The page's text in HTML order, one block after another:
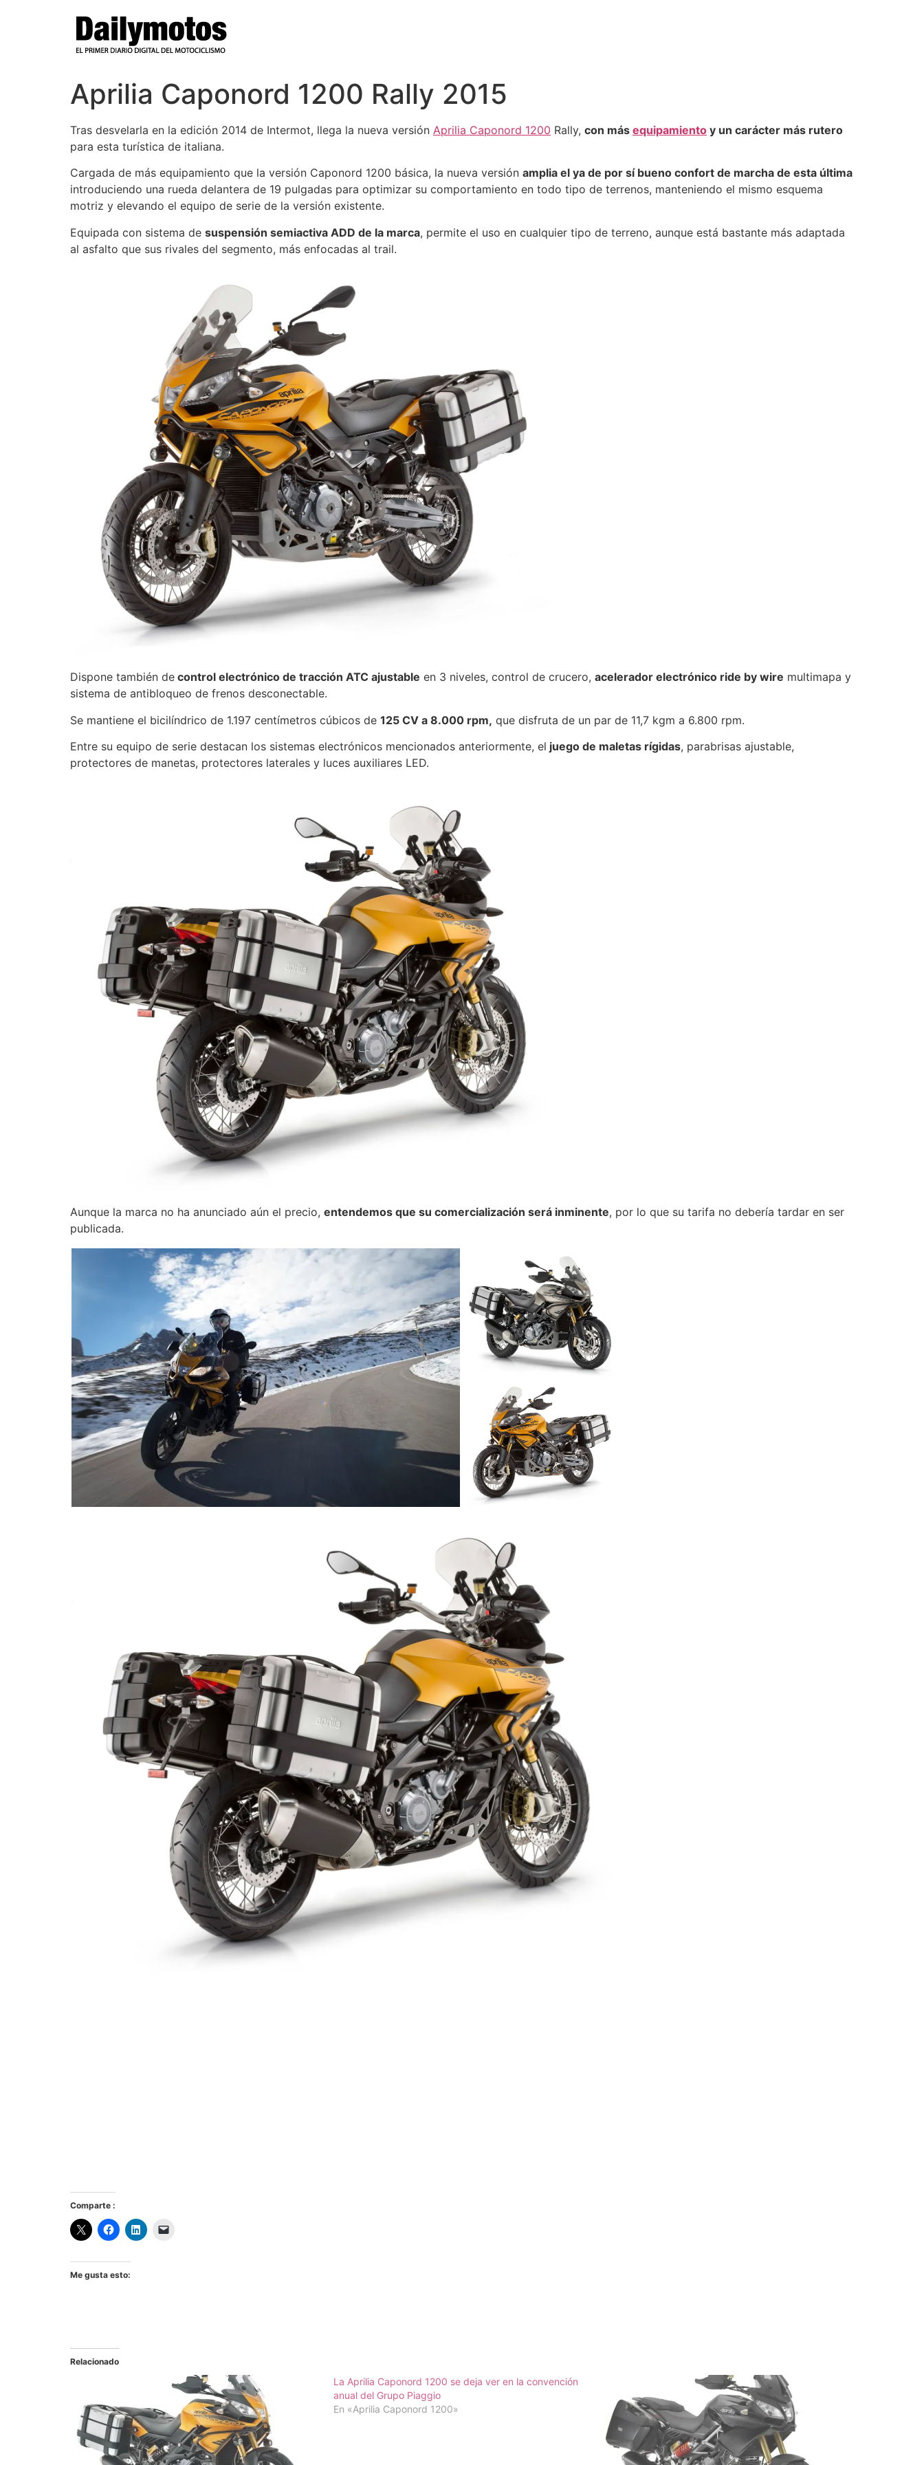
Aprilia Caponord 1200 Rally 2015
Tras desvelarla en la edición 2014 de Intermot, llega la nueva versión Aprilia Caponord 1200 Rally, con más equipamiento y un carácter más rutero
para esta turística de italiana.
Cargada de más equipamiento que la versión Caponord 1200 básica, la nueva versión amplia el ya de por sí bueno confort de marcha de esta última
introduciendo una rueda delantera de 19 pulgadas para optimizar su comportamiento en todo tipo de terrenos, manteniendo el mismo esquema
motriz y elevando el equipo de serie de la versión existente.
Equipada con sistema de suspensión semiactiva ADD de la marca, permite el uso en cualquier tipo de terreno, aunque está bastante más adaptada
al asfalto que sus rivales del segmento, más enfocadas al trail.
Dispone también de control electrónico de tracción ATC ajustable en 3 niveles, control de crucero, acelerador electrónico ride by wire multimapa y
sistema de antibloqueo de frenos desconectable.
Se mantiene el bicilíndrico de 1.197 centímetros cúbicos de 125 CV a 8.000 rpm, que disfruta de un par de 11,7 kgm a 6.800 rpm.
Entre su equipo de serie destacan los sistemas electrónicos mencionados anteriormente, el juego de maletas rígidas, parabrisas ajustable,
protectores de manetas, protectores laterales y luces auxiliares LED.
Aunque la marca no ha anunciado aún el precio, entendemos que su comercialización será inminente, por lo que su tarifa no debería tardar en ser
publicada.
Comparte :
Me gusta esto:
Relacionado
La Aprilia Caponord 1200 se deja ver en la convención
anual del Grupo Piaggio
En «Aprilia Caponord 1200»